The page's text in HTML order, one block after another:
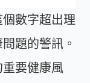
數字超出理
題的警訊。
要健康風